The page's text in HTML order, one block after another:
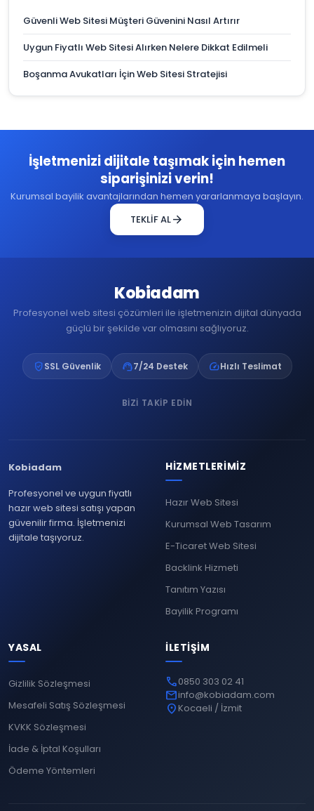
Güvenli Web Sitesi Müşteri Güvenini Nasıl Artırır
Uygun Fiyatlı Web Sitesi Alırken Nelere Dikkat Edilmeli
Boşanma Avukatları İçin Web Sitesi Stratejisi
İşletmenizi dijitale taşımak için hemen
siparişinizi verin!
Kurumsal bayilik avantajlarından hemen yararlanmaya başlayın.
TEKLİF ALarrow_forward
Kobiadam
Profesyonel web sitesi çözümleri ile işletmenizin dijital dünyada
güçlü bir şekilde var olmasını sağlıyoruz.
verified_userSSL Güvenlik support_agent7/24 Destek speedHızlı Teslimat
BIZI TAKIP EDIN
Kobiadam
Profesyonel ve uygun fiyatlı
hazır web sitesi satışı yapan
güvenilir firma. İşletmenizi
dijitale taşıyoruz.
HIZMETLERIMIZ
Hazır Web Sitesi
Kurumsal Web Tasarım
E-Ticaret Web Sitesi
Backlink Hizmeti
Tanıtım Yazısı
Bayilik Programı
YASAL
Gizlilik Sözleşmesi
Mesafeli Satış Sözleşmesi
KVKK Sözleşmesi
İade & İptal Koşulları
Ödeme Yöntemleri
İLETIŞIM
phone0850 303 02 41
mailinfo@kobiadam.com
location_on Kocaeli / İzmit